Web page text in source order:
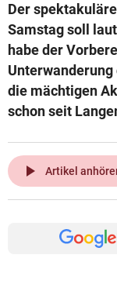
Der
Samstag soll
habe der
die mächtigen
schon seit
play_arrow Artikel